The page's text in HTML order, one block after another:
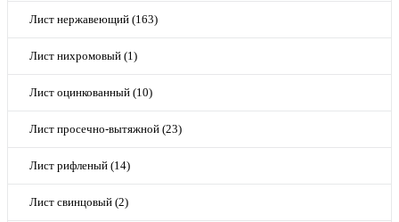
Лист нержавеющий (163)
Лист нихромовый (1)
Лист оцинкованный (10)
Лист просечно-вытяжной (23)
Лист рифленый (14)
Лист свинцовый (2)